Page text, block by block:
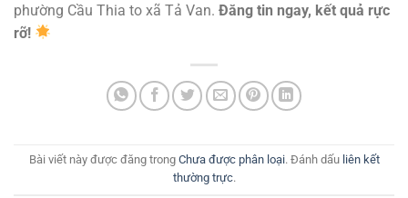
phường Cầu Thia to xã Tả Van. Đăng tin ngay, kết quả rực
rỡ!
Bài viết này được đăng trong Chưa được phân loại. Đánh dấu liên kết
thường trực.